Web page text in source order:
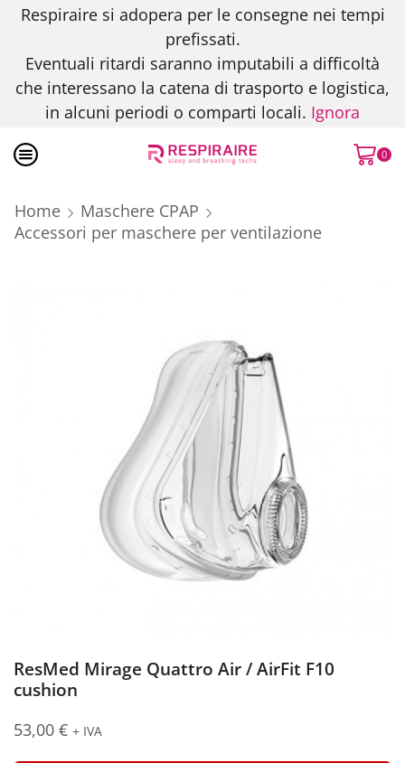
Respiraire si adopera per le consegne nei tempi
prefissati.
Eventuali ritardi saranno imputabili a difficoltà
che interessano la catena di trasporto e logistica,
in alcuni periodi o comparti locali. Ignora
0
Home
Maschere CPAP
Accessori per maschere per ventilazione
ResMed Mirage Quattro Air / AirFit F10
cushion
53,00 € + IVA